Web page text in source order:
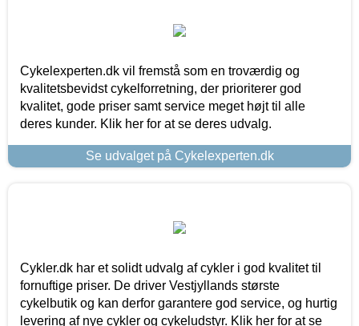
Cykelexperten.dk vil fremstå som en troværdig og
kvalitetsbevidst cykelforretning, der prioriterer god
kvalitet, gode priser samt service meget højt til alle
deres kunder. Klik her for at se deres udvalg.
Se udvalget på Cykelexperten.dk
Cykler.dk har et solidt udvalg af cykler i god kvalitet til
fornuftige priser. De driver Vestjyllands største
cykelbutik og kan derfor garantere god service, og hurtig
levering af nye cykler og cykeludstyr. Klik her for at se